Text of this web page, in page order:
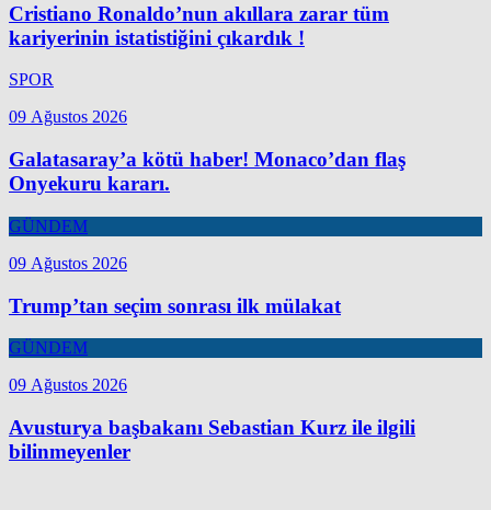
Cristiano Ronaldo’nun akıllara zarar tüm
kariyerinin istatistiğini çıkardık !
SPOR
09 Ağustos 2026
Galatasaray’a kötü haber! Monaco’dan flaş
Onyekuru kararı.
GÜNDEM
09 Ağustos 2026
Trump’tan seçim sonrası ilk mülakat
GÜNDEM
09 Ağustos 2026
Avusturya başbakanı Sebastian Kurz ile ilgili
bilinmeyenler